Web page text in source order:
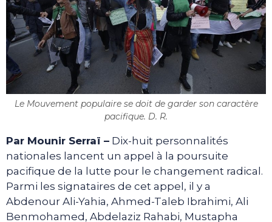
Le Mouvement populaire se doit de garder son caractère
pacifique. D. R.
Par Mounir Serraï – Dix-huit personnalités
nationales lancent un appel à la poursuite
pacifique de la lutte pour le changement radical.
Parmi les signataires de cet appel, il y a
Abdenour Ali-Yahia, Ahmed-Taleb Ibrahimi, Ali
Benmohamed, Abdelaziz Rahabi, Mustapha